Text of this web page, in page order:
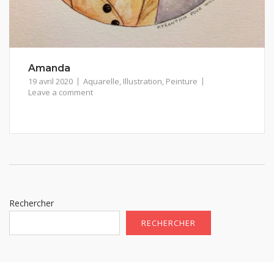
Amanda
19 avril 2020 Aquarelle, Illustration, Peinture
Leave a comment
Rechercher
RECHERCHER